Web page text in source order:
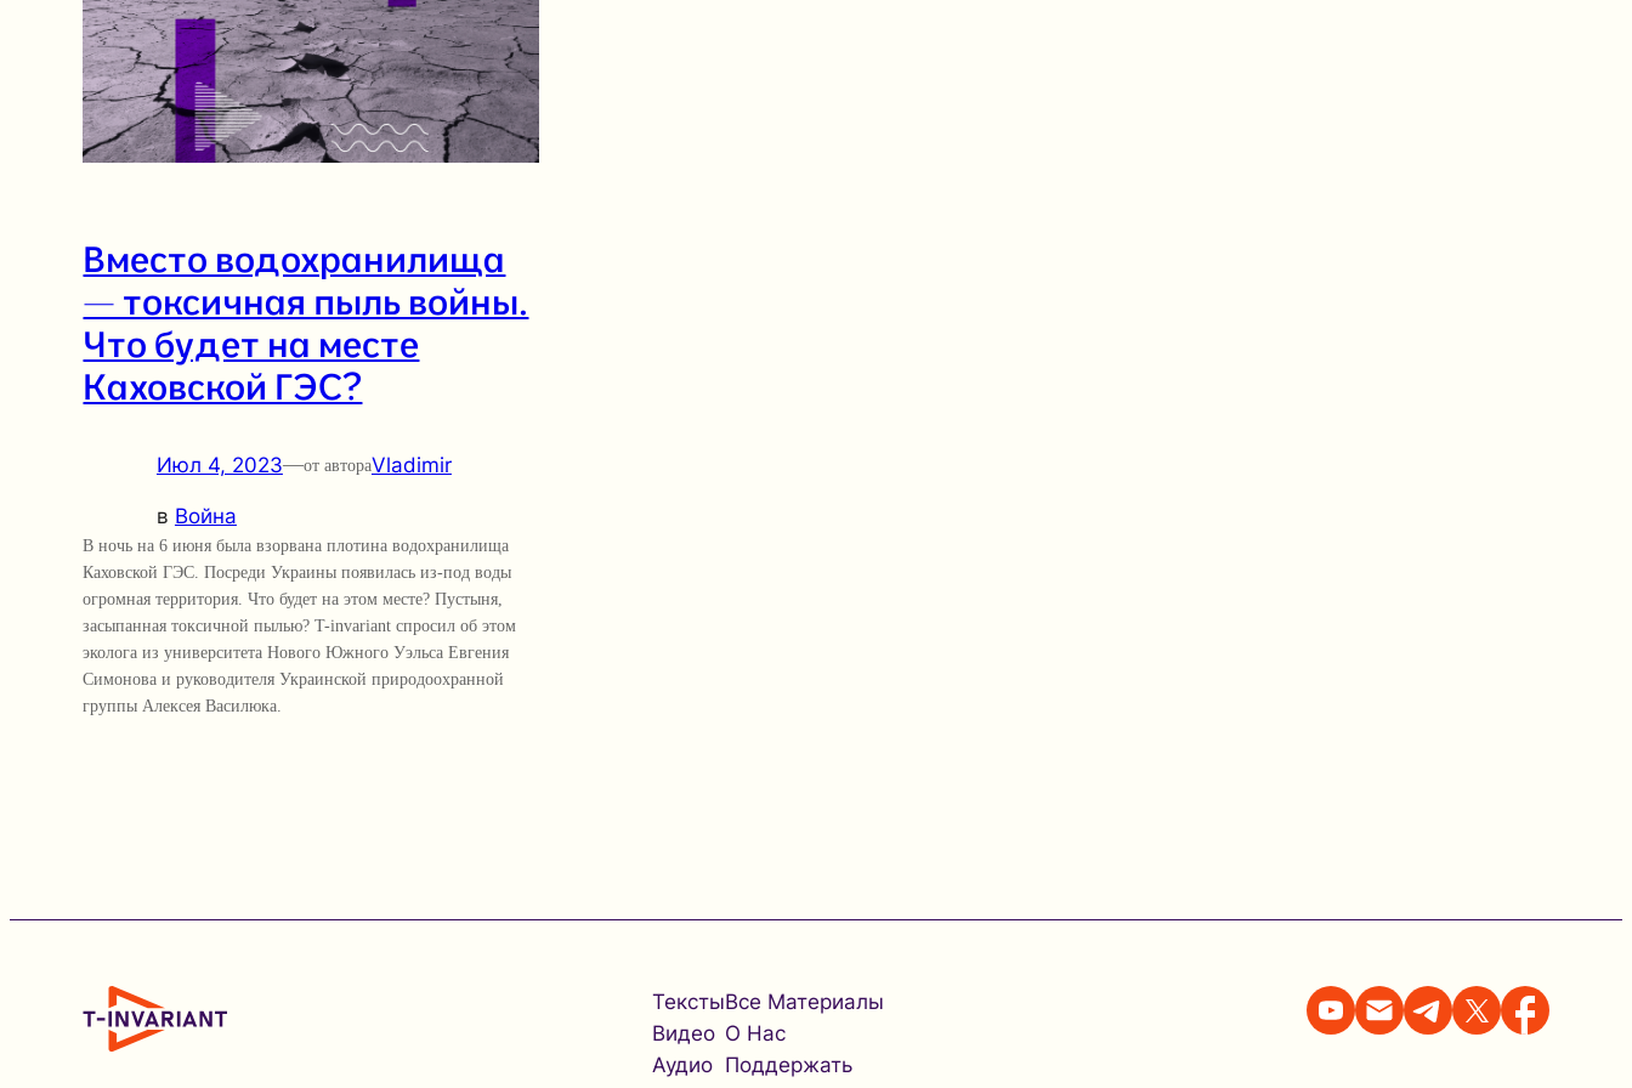
Вместо водохранилища
— токсичная пыль войны.
Что будет на месте
Каховской ГЭС?
Июл 4, 2023—от автораVladimir
в Война
В ночь на 6 июня была взорвана плотина водохранилища
Каховской ГЭС. Посреди Украины появилась из-под воды
огромная территория. Что будет на этом месте? Пустыня,
засыпанная токсичной пылью? T-invariant спросил об этом
эколога из университета Нового Южного Уэльса Евгения
Симонова и руководителя Украинской природоохранной
группы Алексея Василюка.
Тексты
Видео
Аудио
Все Материалы
О Нас
Поддержать